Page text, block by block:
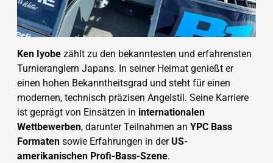
Ken Iyobe zählt zu den bekanntesten und erfahrensten
Turnieranglern Japans. In seiner Heimat genießt er
einen hohen Bekanntheitsgrad und steht für einen
modernen, technisch präzisen Angelstil. Seine Karriere
ist geprägt von Einsätzen in internationalen
Wettbewerben, darunter Teilnahmen an YPC Bass
Formaten sowie Erfahrungen in der US-
amerikanischen Profi-Bass-Szene.